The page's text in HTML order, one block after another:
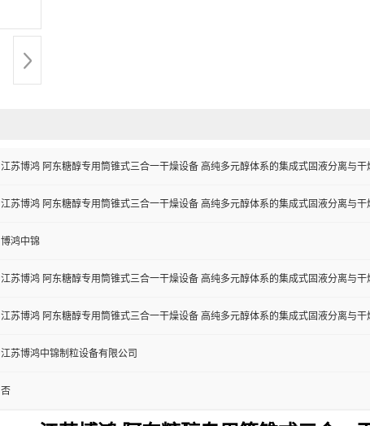
江苏博鸿 阿东糖醇专用筒锥式三合一干燥设备 高纯多元醇体系的集成式固液分离与干
江苏博鸿 阿东糖醇专用筒锥式三合一干燥设备 高纯多元醇体系的集成式固液分离与干
博鸿中锦
江苏博鸿 阿东糖醇专用筒锥式三合一干燥设备 高纯多元醇体系的集成式固液分离与干
江苏博鸿 阿东糖醇专用筒锥式三合一干燥设备 高纯多元醇体系的集成式固液分离与干
江苏博鸿中锦制粒设备有限公司
否